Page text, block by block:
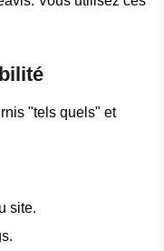
"tels quels" et
site.